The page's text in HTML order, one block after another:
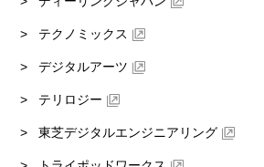
テクノミックス
デジタルアーツ
テリロジー
東芝デジタルエンジニアリング